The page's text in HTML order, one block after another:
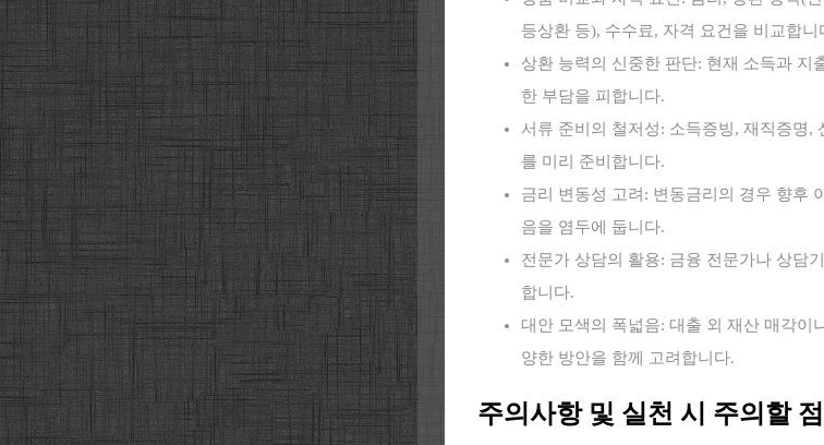
등상환 등), 수수료, 자격 요건을 비교합니
상환 능력의 신중한 판단: 현재 소득과 지
한 부담을 피합니다.
서류 준비의 철저성: 소득증빙, 재직증명,
를 미리 준비합니다.
금리 변동성 고려: 변동금리의 경우 향후
음을 염두에 둡니다.
전문가 상담의 활용: 금융 전문가나 상담
합니다.
대안 모색의 폭넓음: 대출 외 재산 매각이
양한 방안을 함께 고려합니다.
주의사항 및 실천 시 주의할 점